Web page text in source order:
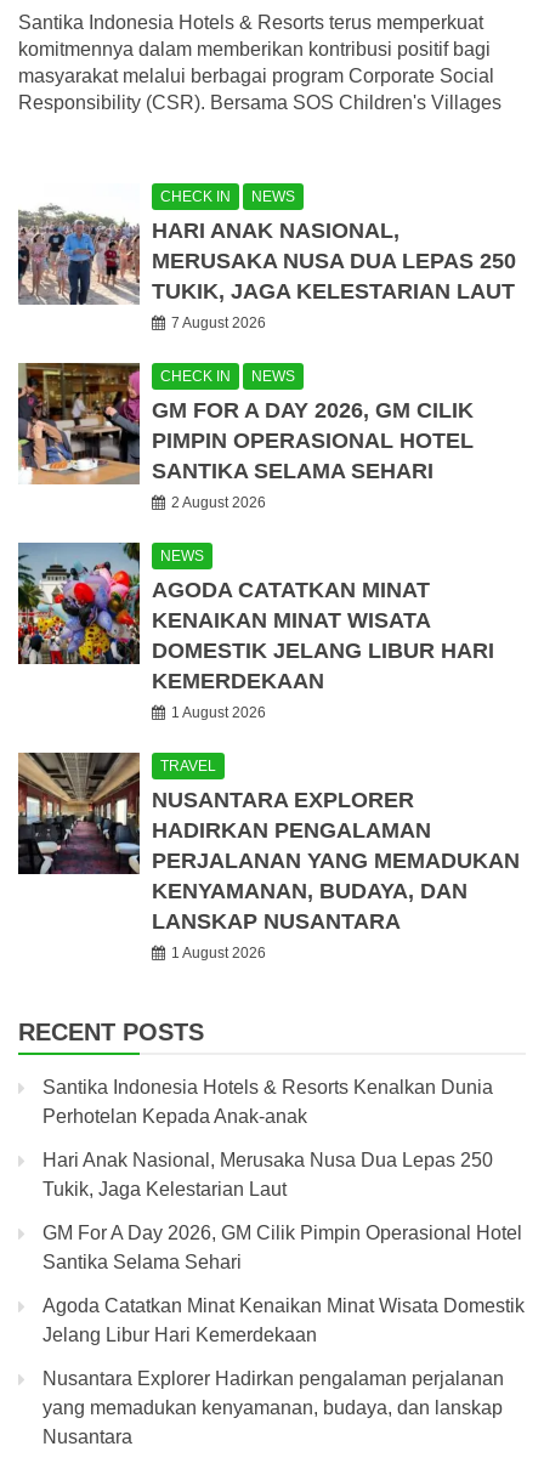
Santika Indonesia Hotels & Resorts terus memperkuat
komitmennya dalam memberikan kontribusi positif bagi
masyarakat melalui berbagai program Corporate Social
Responsibility (CSR). Bersama SOS Children's Villages
CHECK IN NEWS
HARI ANAK NASIONAL,
MERUSAKA NUSA DUA LEPAS 250
TUKIK, JAGA KELESTARIAN LAUT
7 August 2026
CHECK IN NEWS
GM FOR A DAY 2026, GM CILIK
PIMPIN OPERASIONAL HOTEL
SANTIKA SELAMA SEHARI
2 August 2026
NEWS
AGODA CATATKAN MINAT
KENAIKAN MINAT WISATA
DOMESTIK JELANG LIBUR HARI
KEMERDEKAAN
1 August 2026
TRAVEL
NUSANTARA EXPLORER
HADIRKAN PENGALAMAN
PERJALANAN YANG MEMADUKAN
KENYAMANAN, BUDAYA, DAN
LANSKAP NUSANTARA
1 August 2026
RECENT POSTS
Santika Indonesia Hotels & Resorts Kenalkan Dunia
Perhotelan Kepada Anak-anak
Hari Anak Nasional, Merusaka Nusa Dua Lepas 250
Tukik, Jaga Kelestarian Laut
GM For A Day 2026, GM Cilik Pimpin Operasional Hotel
Santika Selama Sehari
Agoda Catatkan Minat Kenaikan Minat Wisata Domestik
Jelang Libur Hari Kemerdekaan
Nusantara Explorer Hadirkan pengalaman perjalanan
yang memadukan kenyamanan, budaya, dan lanskap
Nusantara